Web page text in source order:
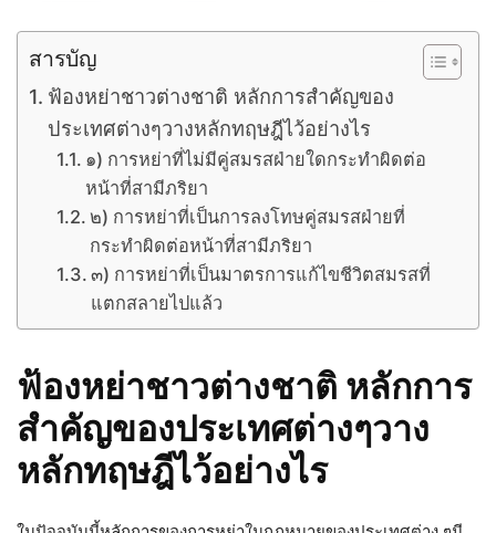
สารบัญ
ฟ้องหย่าชาวต่างชาติ หลักการสำคัญของ
ประเทศต่างๆวางหลักทฤษฎีไว้อย่างไร
๑) การหย่าที่ไม่มีคู่สมรสฝ่ายใดกระทำผิดต่อ
หน้าที่สามีภริยา
๒) การหย่าที่เป็นการลงโทษคู่สมรสฝ่ายที่
กระทำผิดต่อหน้าที่สามีภริยา
๓) การหย่าที่เป็นมาตรการแก้ไขชีวิตสมรสที่
แตกสลายไปแล้ว
ฟ้องหย่าชาวต่างชาติ หลักการ
สำคัญของประเทศต่างๆวาง
หลักทฤษฎีไว้อย่างไร